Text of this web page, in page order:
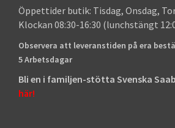
Öppettider butik: Tisdag,
Klockan 08:30-16:30 (lunchstängt
Observera att leveranstiden på era
5 Arbetsdagar
Bli en i familjen-stötta Svenska
här!